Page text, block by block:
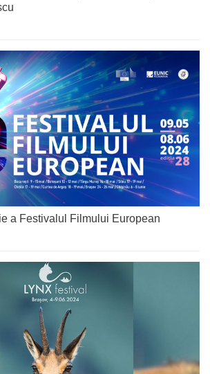
a Festivalul Filmului European